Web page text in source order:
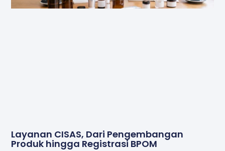
Layanan CISAS, Dari Pengembangan
Produk hingga Registrasi BPOM